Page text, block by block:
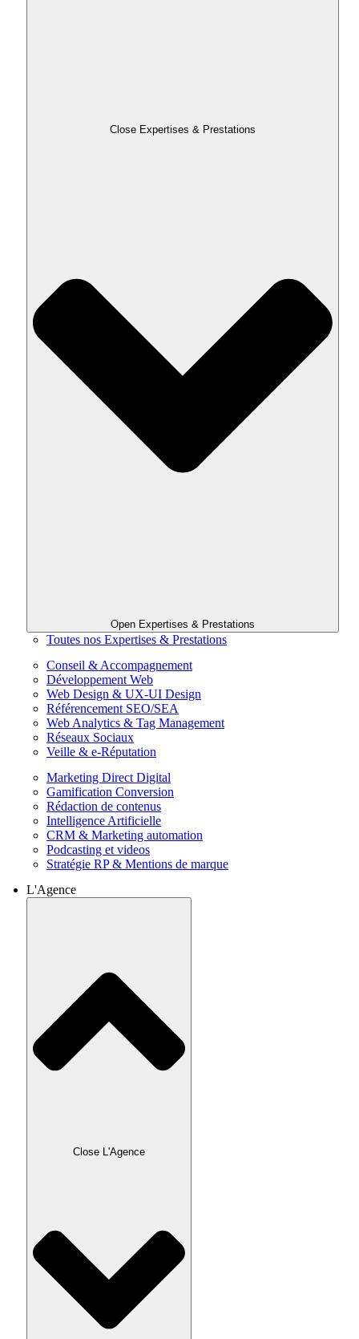
Close Expertises & Prestations
Open Expertises & Prestations
Toutes nos Expertises & Prestations
Conseil & Accompagnement
Développement Web
Web Design & UX-UI Design
Référencement SEO/SEA
Web Analytics & Tag Management
Réseaux Sociaux
Veille & e-Réputation
Marketing Direct Digital
Gamification Conversion
Rédaction de contenus
Intelligence Artificielle
CRM & Marketing automation
Podcasting et videos
Stratégie RP & Mentions de marque
L'Agence
Close L'Agence